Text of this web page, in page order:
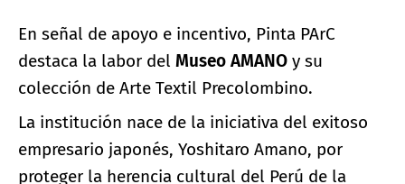
En señal de apoyo e incentivo, Pinta PArC
destaca la labor del Museo AMANO y su
colección de Arte Textil Precolombino.
La institución nace de la iniciativa del exitoso
empresario japonés, Yoshitaro Amano, por
proteger la herencia cultural del Perú de la